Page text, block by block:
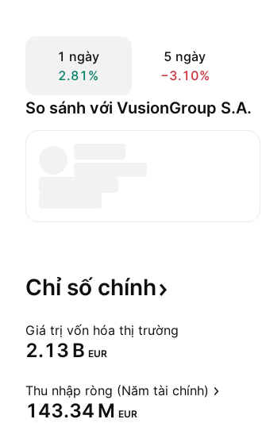
1 ngày
2.81%
5 ngày
−3.10%
So sánh với VusionGroup S.A.
Chỉ số chính
Giá trị vốn hóa thị trường
‪2.13 B‬ EUR
Thu nhập ròng (Năm tài chính)
‪143.34 M‬ EUR